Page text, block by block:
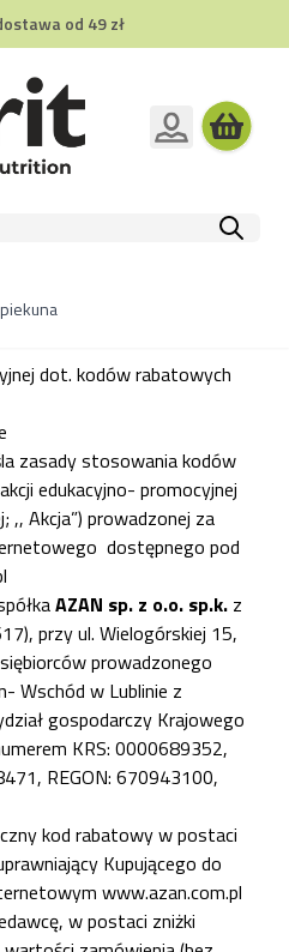
od 49 zł
dot. kodów rabatowych
zasady stosowania kodów
edukacyjno- promocyjnej
,, Akcja”) prowadzonej za
dostępnego pod
AZAN sp. z o.o. sp.k. z
przy ul. Wielogórskiej 15,
prowadzonego
Wschód w Lublinie z
gospodarczy Krajowego
KRS: 0000689352,
REGON: 670943100,
kod rabatowy w postaci
Kupującego do
www.azan.com.pl
w postaci zniżki